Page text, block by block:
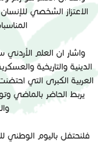
الاعتزاز الشخصي
واشار ان العلم الأردني
الدينية والتاريخية
العربية الكبرى التي
يربط الحاضر بالماضي
فلنحتفل باليوم الوطني